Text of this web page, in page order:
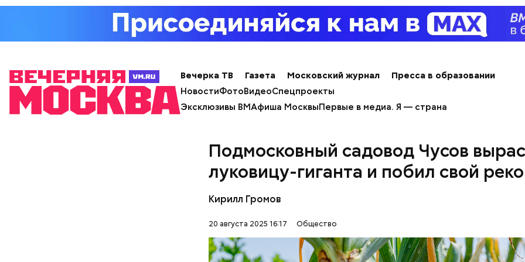
Вечерка ТВ Газета Московский журнал
Пресса в образовании
НовостиФотоВидеоСпецпроекты
Эксклюзивы ВМАфиша МосквыПервые в медиа. Я — страна
Подмосковный садовод Чусов
луковицу-гиганта и побил свой
Кирилл Громов
20 августа 2025 16:17 Общество
Ингредиенты: